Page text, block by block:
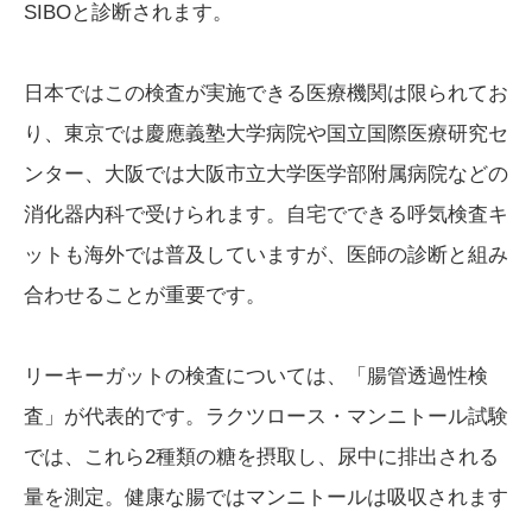
SIBOと診断されます。
日本ではこの検査が実施できる医療機関は限られてお
り、東京では慶應義塾大学病院や国立国際医療研究セ
ンター、大阪では大阪市立大学医学部附属病院などの
消化器内科で受けられます。自宅でできる呼気検査キ
ットも海外では普及していますが、医師の診断と組み
合わせることが重要です。
リーキーガットの検査については、「腸管透過性検
査」が代表的です。ラクツロース・マンニトール試験
では、これら2種類の糖を摂取し、尿中に排出される
量を測定。健康な腸ではマンニトールは吸収されます